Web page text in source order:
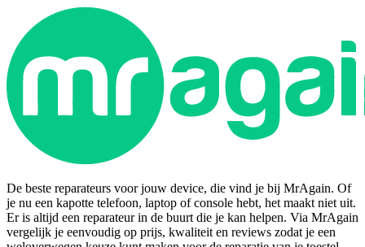
De beste reparateurs voor jouw device, die vind je bij MrAgain. Of
je nu een kapotte telefoon, laptop of console hebt, het maakt niet uit.
Er is altijd een reparateur in de buurt die je kan helpen. Via MrAgain
vergelijk je eenvoudig op prijs, kwaliteit en reviews zodat je een